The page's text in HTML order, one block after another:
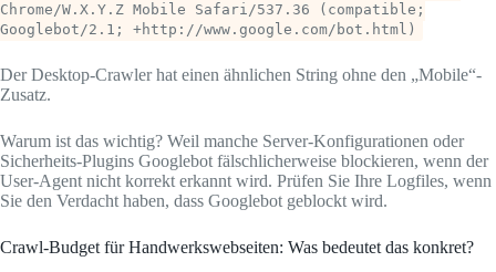
Chrome/W.X.Y.Z Mobile Safari/537.36 (compatible;
Googlebot/2.1; +http://www.google.com/bot.html)
Der Desktop-Crawler hat einen ähnlichen String ohne den „Mobile“-
Zusatz.
Warum ist das wichtig? Weil manche Server-Konfigurationen oder
Sicherheits-Plugins Googlebot fälschlicherweise blockieren, wenn der
User-Agent nicht korrekt erkannt wird. Prüfen Sie Ihre Logfiles, wenn
Sie den Verdacht haben, dass Googlebot geblockt wird.
Crawl-Budget für Handwerkswebseiten: Was bedeutet das konkret?